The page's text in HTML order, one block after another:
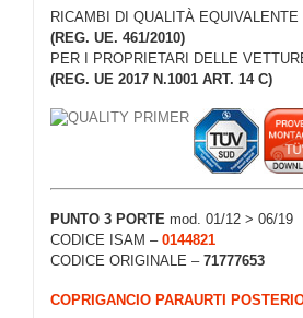
RICAMBI DI QUALITÀ EQUIVALENTE
(REG. UE. 461/2010)
PER I PROPRIETARI DELLE
(REG. UE 2017 N.1001 ART. 14 C)
PUNTO 3 PORTE mod. 01/12 > 06/19
CODICE ISAM – 0144821
CODICE ORIGINALE – 71777653
COPRIGANCIO PARAURTI